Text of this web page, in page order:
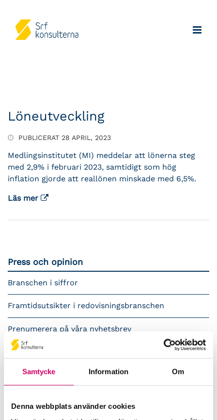
Samtycke Information Om
Denna webbplats använder cookies
Löneutveckling
PUBLICERAT 28 APRIL, 2023
Medlingsinstitutet (MI) meddelar att lönerna steg
med 2,9% i februari 2023, samtidigt som hög
inflation gjorde att reallönen minskade med 6,5%.
Läs mer
Press och opinion
Branschen i siffror
Framtidsutsikter i redovisningsbranschen
Prenumerera på våra nyhetsbrev
Pressrum
Påverkansarbete